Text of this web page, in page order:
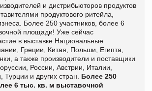
и дистрибьюторов продуктов
продуктового ритейла,
Более 250 участников, более 6
площади! Уже сейчас
в выставке Национальные
Греции, Китая, Польши, Египта,
а также производители и поставщики
России, Австрии, Италии,
Турции и других стран. Более 250
6 тыс. кв. м выставочной